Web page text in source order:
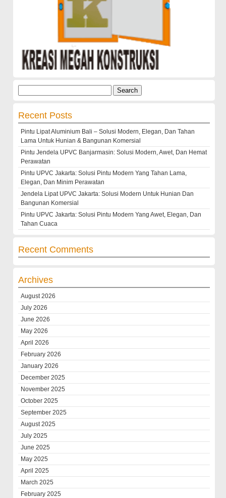
Recent Posts
Pintu Lipat Aluminium Bali – Solusi Modern, Elegan, Dan Tahan
Lama Untuk Hunian & Bangunan Komersial
Pintu Jendela UPVC Banjarmasin: Solusi Modern, Awet, Dan Hemat
Perawatan
Pintu UPVC Jakarta: Solusi Pintu Modern Yang Tahan Lama,
Elegan, Dan Minim Perawatan
Jendela Lipat UPVC Jakarta: Solusi Modern Untuk Hunian Dan
Bangunan Komersial
Pintu UPVC Jakarta: Solusi Pintu Modern Yang Awet, Elegan, Dan
Tahan Cuaca
Recent Comments
Archives
August 2026
July 2026
June 2026
May 2026
April 2026
February 2026
January 2026
December 2025
November 2025
October 2025
September 2025
August 2025
July 2025
June 2025
May 2025
April 2025
March 2025
February 2025